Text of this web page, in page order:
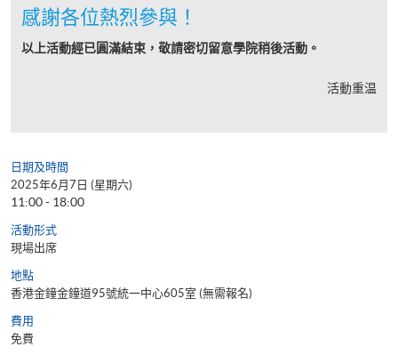
感謝各位熱烈參與！
以上活動經已圓滿結束，敬請密切留意學院稍後活動。
活動重温
日期及時間
2025年6月7日 (星期六)
11:00 - 18:00
活動形式
現場出席
地點
香港金鐘金鐘道95號統一中心605室 (無需報名)
費用
免費